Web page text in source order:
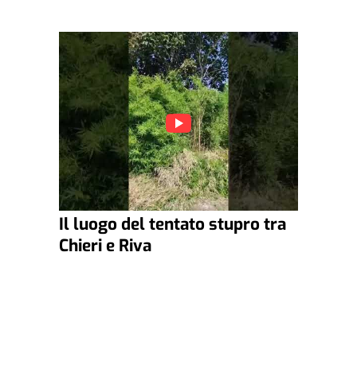
Il luogo del tentato stupro tra
Chieri e Riva